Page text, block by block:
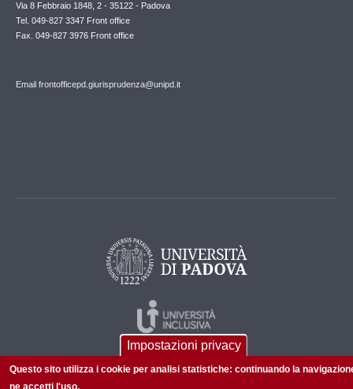
Via 8 Febbraio 1848, 2 - 35122 - Padova
Tel. 049-827 3347 Front office
Fax. 049-827 3976 Front office
Email frontofficepd.giurisprudenza@unipd.it
Impostazioni privacy
Questo sito utilizza i cookie per analisi statistiche: continuando la
ne accetti l'uso.